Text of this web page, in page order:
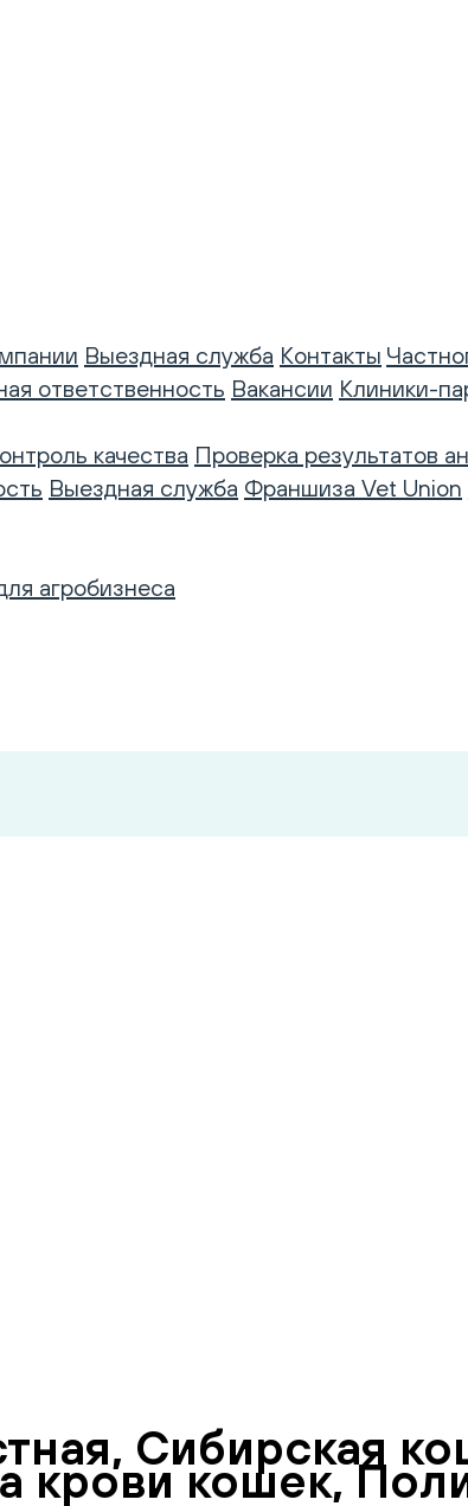
Выездная служба Контакты
ответственность Вакансии Клиники-
качества Проверка результатов
Выездная служба Франшиза Vet Union
агробизнеса
Сибирская
крови кошек,